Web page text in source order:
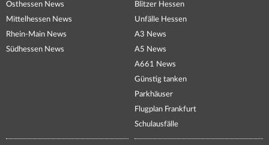
Osthessen News
Mittelhessen News
Rhein-Main News
Südhessen News
Blitzer Hessen
Unfälle Hessen
A3 News
A5 News
A661 News
Günstig tanken
Parkhäuser
Flugplan Frankfurt
Schulausfälle